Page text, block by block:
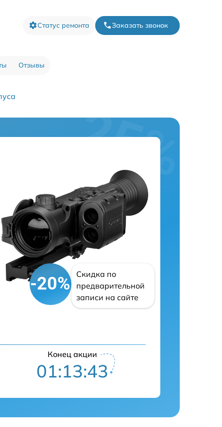
Статус ремонта Заказать звонок
Отзывы
-20%
Скидка по
предварительной
записи на сайте
Конец акции
01:13:42